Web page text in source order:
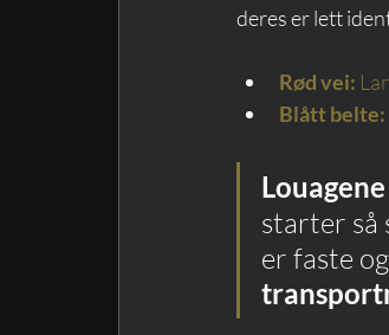
deres er lett
Rød vei:
Blått belte:
Louagene
starter så
er faste